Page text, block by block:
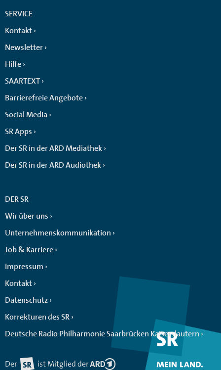
SERVICE
Kontakt
Newsletter
Hilfe
SAARTEXT
Barrierefreie Angebote
Social Media
SR Apps
Der SR in der ARD Mediathek
Der SR in der ARD Audiothek
DER SR
Wir über uns
Unternehmenskommunikation
Job & Karriere
Impressum
Kontakt
Datenschutz
Korrekturen des SR
Deutsche Radio Philharmonie Saarbrücken Kaiserslautern
Der ist Mitglied der